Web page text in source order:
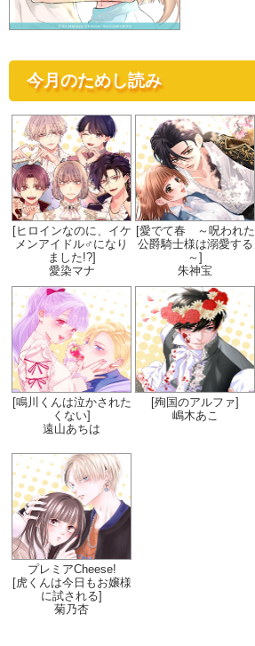
今月のためし読み
[ヒロインなのに、イケ
メンアイドル♂になり
ました!?]
愛染マナ
[愛でて春 ～呪われた
公爵騎士様は溺愛する
～]
朱神宝
[鳴川くんは泣かされた
くない]
遠山あちは
[殉国のアルファ]
嶋木あこ
プレミアCheese!
[虎くんは今日もお嬢様
に試される]
菊乃杏